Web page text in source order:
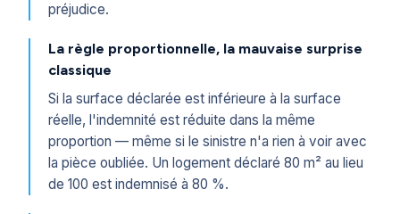
préjudice.
La règle proportionnelle, la mauvaise surprise
classique
Si la surface déclarée est inférieure à la surface
réelle, l'indemnité est réduite dans la même
proportion — même si le sinistre n'a rien à voir avec
la pièce oubliée. Un logement déclaré 80 m² au lieu
de 100 est indemnisé à 80 %.